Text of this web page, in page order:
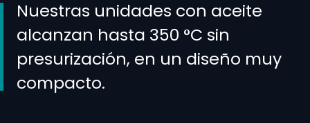
Nuestras unidades con aceite
alcanzan hasta 350 °C sin
presurización, en un diseño muy
compacto.